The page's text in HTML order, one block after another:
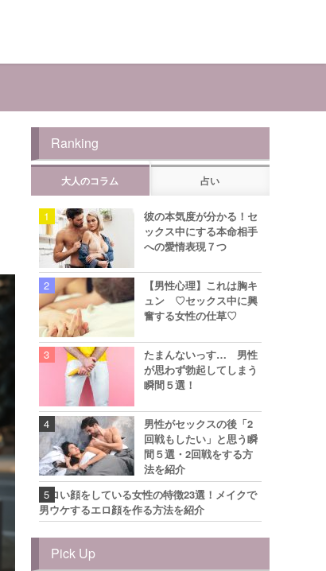
Ranking
大人のコラム 占い
彼の本気度が分かる！セ
ックス中にする本命相手
への愛情表現７つ
【男性心理】これは胸キ
ュン ♡セックス中に興
奮する女性の仕草♡
たまんないっす… 男性
が思わず勃起してしまう
瞬間５選！
男性がセックスの後「2
回戦もしたい」と思う瞬
間５選・2回戦をする方
法を紹介
エロい顔をしている女性の特徴23選！メイクで
男ウケするエロ顔を作る方法を紹介
Pick Up